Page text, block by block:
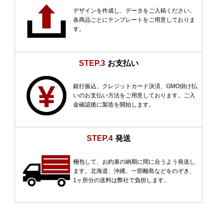
デザインを作成し、データをご入稿ください。
各商品ごとにテンプレートをご用意しておりま
す。
STEP.3 お支払い
銀行振込、クレジットカード決済、GMO掛け払
いのお支払い方法をご用意しております。ご入
金確認後に製造を開始します。
STEP.4 発送
梱包して、お約束の納期に間に合うよう発送し
ます。北海道、沖縄、一部離島などをのぞき、
1ヶ所分の送料は弊社で負担します。